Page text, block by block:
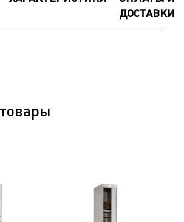
ДОСТАВКИ